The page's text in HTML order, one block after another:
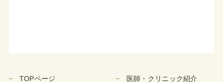
TOPページ 医師・クリニック紹介